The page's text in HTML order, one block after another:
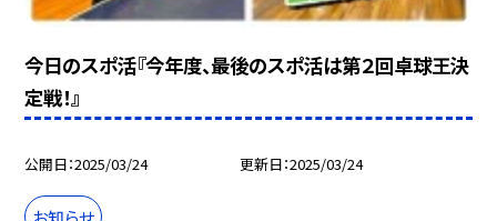
今日のスポ活『今年度、最後のスポ活は第２回卓球王決
定戦！』
公開日 2025/03/24 更新日 2025/03/24
お知らせ